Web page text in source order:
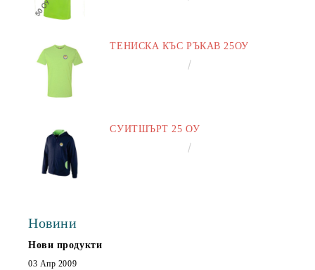
ТЕНИСКА КЪС РЪКАВ 25ОУ
СУИТШЪРТ 25 ОУ
Новини
Нови продукти
03 Апр 2009